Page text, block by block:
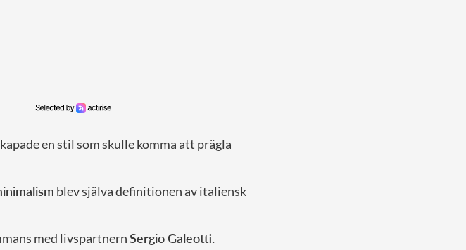
en stil som skulle komma att prägla
blev själva definitionen av italiensk
med livspartnernSergio Galeotti.